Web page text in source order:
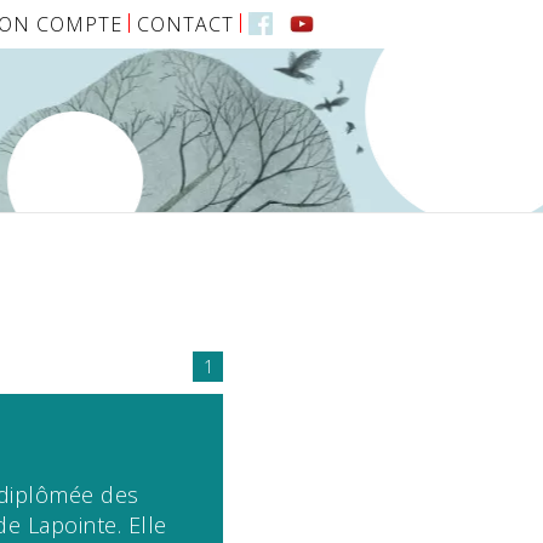
COMPTE CONTACT
1
des
Lapointe. Elle